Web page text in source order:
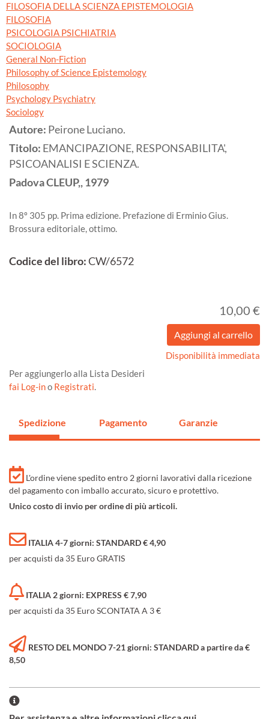
FILOSOFIA DELLA SCIENZA EPISTEMOLOGIA
FILOSOFIA
PSICOLOGIA PSICHIATRIA
SOCIOLOGIA
General Non-Fiction
Philosophy of Science Epistemology
Philosophy
Psychology Psychiatry
Sociology
Autore: Peirone Luciano.
Titolo: EMANCIPAZIONE, RESPONSABILITA',
PSICOANALISI E SCIENZA.
PadovaCLEUP,,1979
In 8º 305 pp. Prima edizione. Prefazione di Erminio Gius.
Brossura editoriale, ottimo.
Codice del libro:CW/6572
10,00 €
Disponibilità immediata
Per aggiungerlo alla Lista Desideri
fai Log-ino Registrati.
Spedizione Pagamento Garanzie
L'ordine viene spedito entro 2 giorni lavorativi dalla ricezione
del pagamento con imballo accurato, sicuro e protettivo.
Unico costo di invio per ordine di più articoli.
ITALIA 4-7 giorni: STANDARD € 4,90
per acquisti da 35 Euro GRATIS
ITALIA 2 giorni: EXPRESS € 7,90
per acquisti da 35 Euro SCONTATA A 3 €
RESTO DEL MONDO 7-21 giorni: STANDARD a partire da €
8,50